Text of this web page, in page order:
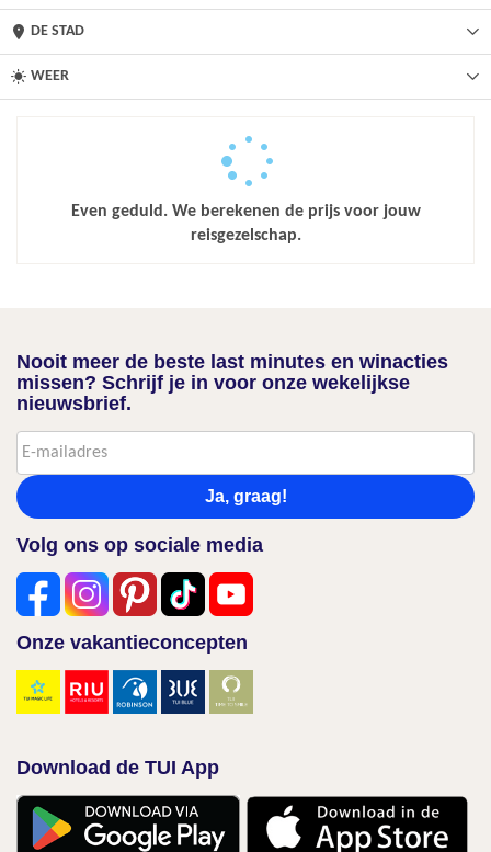
DE STAD
WEER
Even geduld. We berekenen de prijs voor jouw
reisgezelschap.
Nooit meer de beste last minutes en winacties
missen? Schrijf je in voor onze wekelijkse
nieuwsbrief.
Ja, graag!
Volg ons op sociale media
Onze vakantieconcepten
Download de TUI App